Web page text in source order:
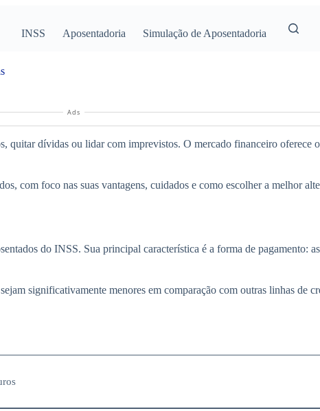
INSS Aposentadoria Simulação de Aposentadoria
Ads
quitar dívidas ou lidar com imprevistos. O mercado financeiro oferece
com foco nas suas vantagens, cuidados e como escolher a melhor
do INSS. Sua principal característica é a forma de pagamento:
significativamente menores em comparação com outras linhas de